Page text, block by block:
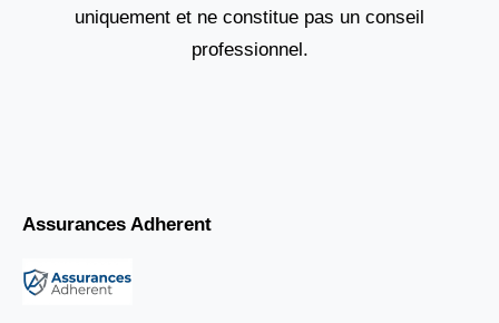
uniquement et ne constitue pas un conseil
professionnel.
Assurances Adherent